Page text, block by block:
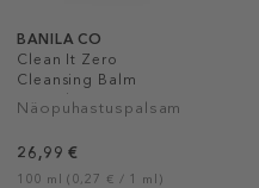
BANILA CO
Clean It Zero
Cleansing Balm
Nourishing
Näopuhastuspalsam
26,99 €
100 ml (0,27 € / 1 ml)